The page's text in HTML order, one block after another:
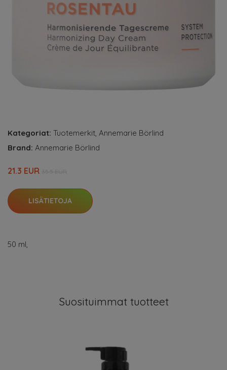
Kategoriat: Tuotemerkit, Annemarie Börlind
Brand: Annemarie Börlind
21.3 EUR
LISÄTIETOJA
50 ml,
Suosituimmat tuotteet